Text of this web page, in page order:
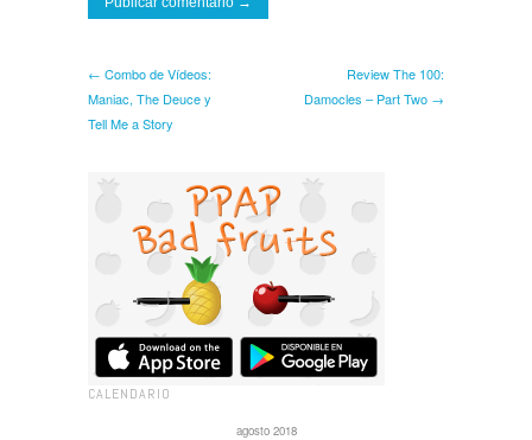
← Combo de Vídeos:
Maniac, The Deuce y
Tell Me a Story
Review The 100:
Damocles – Part Two →
CALENDARIO
agosto 2018